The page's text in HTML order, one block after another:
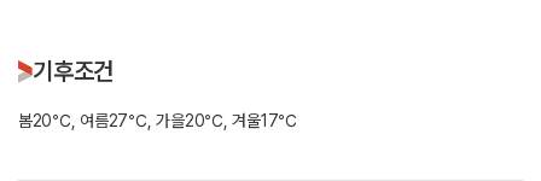
기후조건
봄20℃, 여름27℃, 가을20℃, 겨울17℃